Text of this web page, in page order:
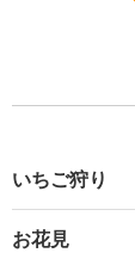
いちご狩り
お花見